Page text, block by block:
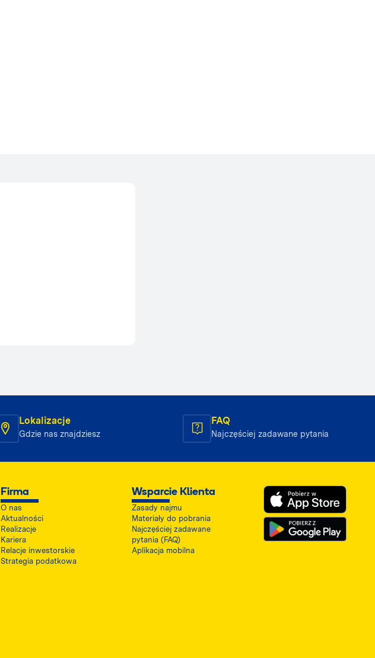
Lokalizacje
Gdzie nas znajdziesz
FAQ
Najczęściej zadawane pytania
Firma
O nas
Aktualności
Realizacje
Kariera
Relacje inwestorskie
Strategia podatkowa
Wsparcie Klienta
Zasady najmu
Materiały do pobrania
Najczęściej zadawane
pytania (FAQ)
Aplikacja mobilna